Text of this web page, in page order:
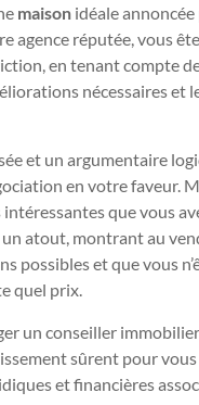
maison idéale annoncée
agence réputée, vous
en tenant compte
nécessaires et
et un argumentaire
en votre faveur.
que vous
un atout, montrant au
possibles et que vous
quel prix.
un conseiller
sûrent pour
et financières